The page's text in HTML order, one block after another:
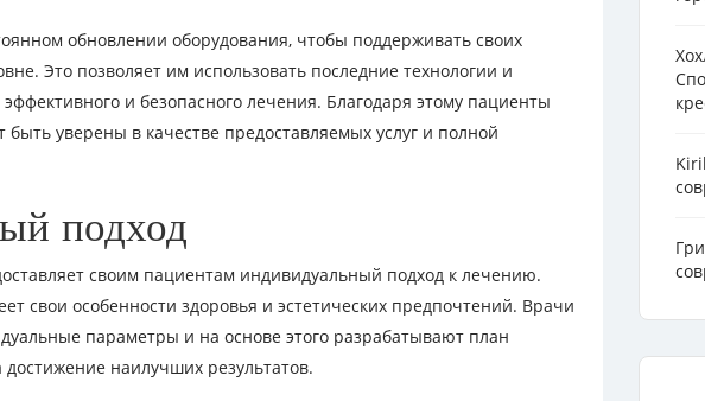
обновлении оборудования, чтобы поддерживать своих
Это позволяет им использовать последние технологии и
и безопасного лечения. Благодаря этому пациенты
быть уверены в качестве предоставляемых услуг и полной
подход
своим пациентам индивидуальный подход к лечению.
свои особенности здоровья и эстетических предпочтений. Врачи
параметры и на основе этого разрабатывают план
наилучших результатов.
Kiril